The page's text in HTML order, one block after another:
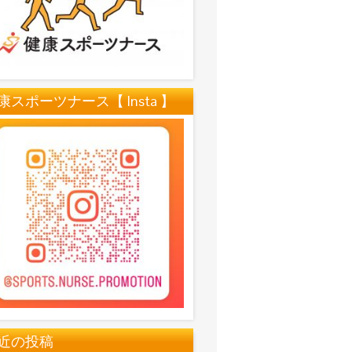
スポーツナース【 Insta 】
の投稿